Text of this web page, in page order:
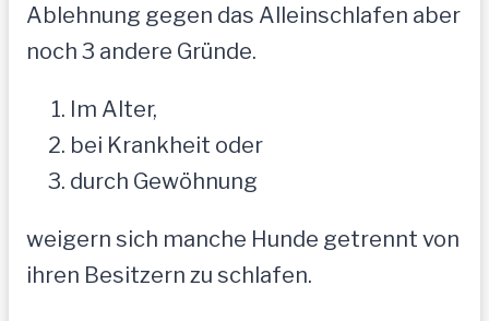
Ablehnung gegen das Alleinschlafen aber
noch 3 andere Gründe.
Im Alter,
bei Krankheit oder
durch Gewöhnung
weigern sich manche Hunde getrennt von
ihren Besitzern zu schlafen.